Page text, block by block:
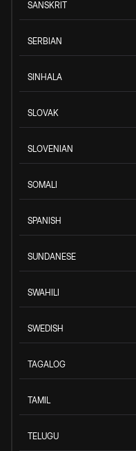
SANSKRIT
SERBIAN
SINHALA
SLOVAK
SLOVENIAN
SOMALI
SPANISH
SUNDANESE
SWAHILI
SWEDISH
TAGALOG
TAMIL
TELUGU